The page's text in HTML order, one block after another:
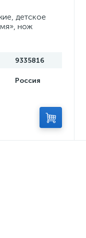
детское
нож
9335816
Россия